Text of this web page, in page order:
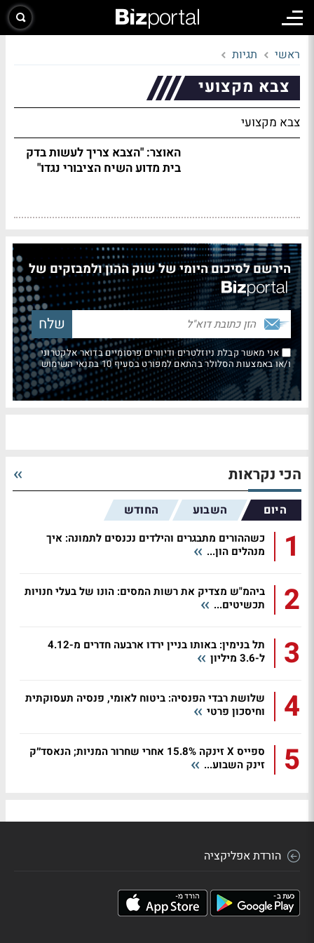
ראשי תגיות
צבא מקצועי
צבא מקצועי
האוצר: "הצבא צריך לעשות בדק
בית מדוע השיח הציבורי נגדו"
הירשם לסיכום היומי של שוק ההון ולמבזקים של
אני מאשר קבלת ניוזלטרים ודיוורים פרסומיים בדואר אלקטרוני
ו/או באמצעות הסלולר בהתאם למפורט בסעיף 10 בתנאי השימוש
הכי נקראות
היום השבוע החודש
1
כשההורים מתבגרים והילדים נכנסים לתמונה: איך
מנהלים הון...
2
ביהמ"ש מצדיק את רשות המסים: הונו של בעלי חנויות
תכשיטים...
3
תל בנימין: באותו בניין ירדו ארבעה חדרים מ-4.12
ל-3.6 מיליון
4
שלושת רבדי הפנסיה: ביטוח לאומי, פנסיה תעסוקתית
וחיסכון פרטי
5
ספייס X זינקה 15.8% אחרי שחרור המניות; הנאסד״ק
זינק השבוע...
הורדת אפליקציה